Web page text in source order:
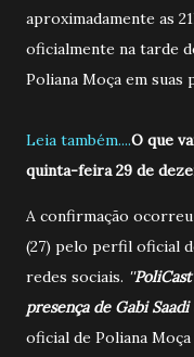
aproximadamente as
oficialmente na tarde
Poliana Moça em suas
Leia também....O que
quinta-feira 29 de
A confirmação
(27) pelo perfil oficial
redes sociais. ''
presença de Gabi
oficial de Poliana